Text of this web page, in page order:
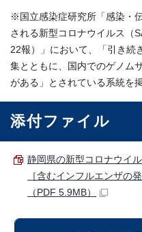
※国立感染症研究所「感染・
される新型コロナウイルス（
22報）」において、「引き続
集とともに、国内でのゲノム
がある」とされている系統を
添付ファイル
静岡県の新型コロナウイ
［含むインフルエンザの
（PDF 5.9MB）